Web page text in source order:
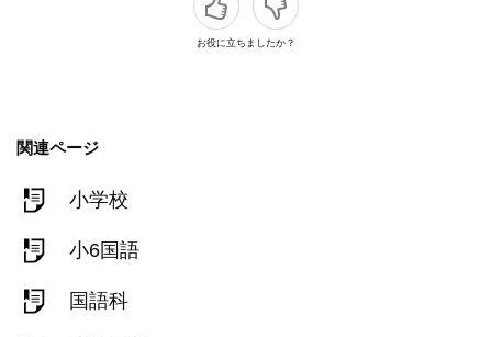
お役に立ちましたか？
関連ページ
小学校
小6国語
国語科